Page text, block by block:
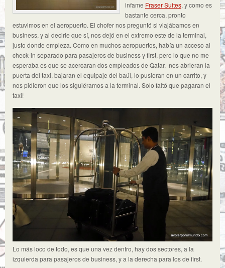
infame Fraser Suites, y como es
bastante cerca, pronto
estuvimos en el aeropuerto. El chofer nos preguntó si viajábamos en
business, y al decirle que sí, nos dejó en el extremo este de la terminal,
justo donde empieza. Como en muchos aeropuertos, había un acceso al
check-in separado para pasajeros de business y first, pero lo que no me
esperaba es que se acercaran dos empleados de Qatar, nos abrieran la
puerta del taxi, bajaran el equipaje del baúl, lo pusieran en un carrito, y
nos pidieron que los siguiéramos a la terminal. Solo faltó que pagaran el
taxi!
Lo más loco de todo, es que una vez dentro, hay dos sectores, a la
izquierda para pasajeros de business, y a la derecha para los de first.